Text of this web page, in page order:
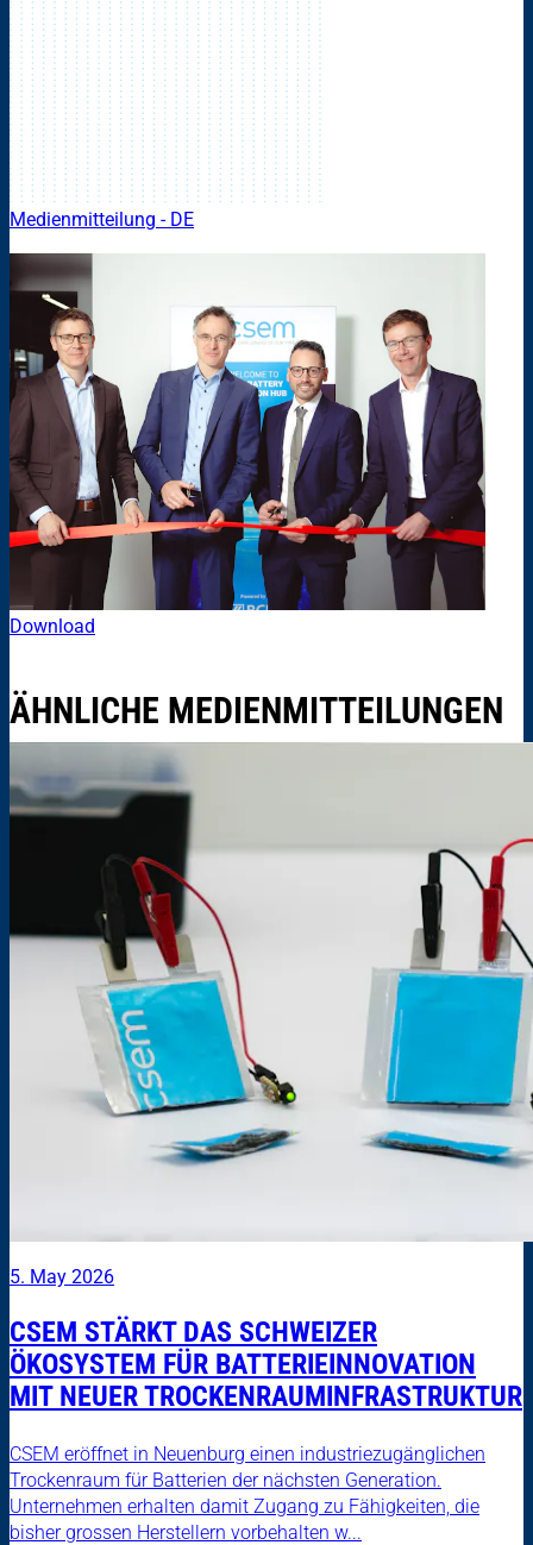
Medienmitteilung - DE
Download
ÄHNLICHE MEDIENMITTEILUNGEN
5. May 2026
CSEM STÄRKT DAS SCHWEIZER
ÖKOSYSTEM FÜR BATTERIEINNOVATION
MIT NEUER TROCKENRAUMINFRASTRUKTUR
CSEM eröffnet in Neuenburg einen industriezugänglichen
Trockenraum für Batterien der nächsten Generation.
Unternehmen erhalten damit Zugang zu Fähigkeiten, die
bisher grossen Herstellern vorbehalten w...